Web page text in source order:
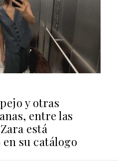
y otras
entre las
está
su catálogo